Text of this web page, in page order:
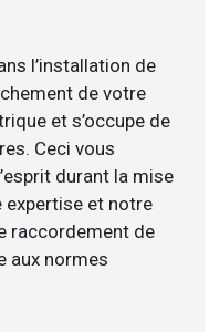
l’installation de
de votre
et s’occupe de
Ceci vous
durant la mise
expertise et notre
raccordement de
aux normes